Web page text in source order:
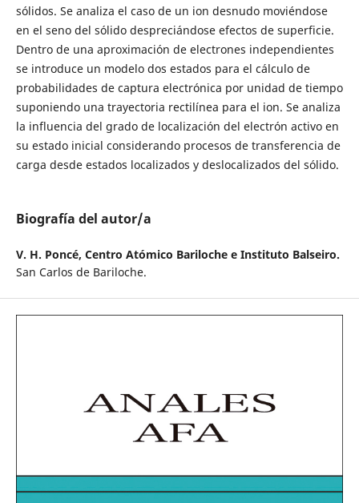
sólidos. Se analiza el caso de un ion desnudo moviéndose
en el seno del sólido despreciándose efectos de superficie.
Dentro de una aproximación de electrones independientes
se introduce un modelo dos estados para el cálculo de
probabilidades de captura electrónica por unidad de tiempo
suponiendo una trayectoria rectilínea para el ion. Se analiza
la influencia del grado de localización del electrón activo en
su estado inicial considerando procesos de transferencia de
carga desde estados localizados y deslocalizados del sólido.
Biografía del autor/a
V. H. Poncé, Centro Atómico Bariloche e Instituto Balseiro.
San Carlos de Bariloche.